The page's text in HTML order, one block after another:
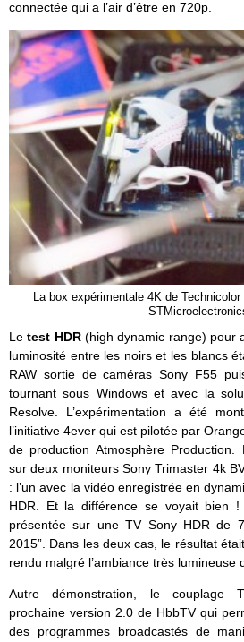
connectée qui a l’air d’être en 720p.
La box expérimentale 4K de
Letest HDR(high dynamic range) pour
luminosité entre les noirs et les blancs
RAW sortie de caméras Sony F55
tournant sous Windows et avec la
Resolve. L’expérimentation a été
l’initiative 4ever qui est pilotée par
de production Atmosphère
sur deux moniteurs Sony Trimaster 4k
: l’un avec la vidéo enregistrée en
HDR. Et la différence se voyait bien !
présentée sur une TV Sony HDR de
2015”. Dans les deux cas, le résultat
rendu malgré l’ambiance très lumineuse
Autre démonstration, le couplage
prochaine version 2.0 de HbbTV qui
des programmes broadcastés de